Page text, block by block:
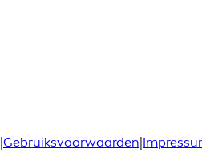
|Gebruiksvoorwaarden|